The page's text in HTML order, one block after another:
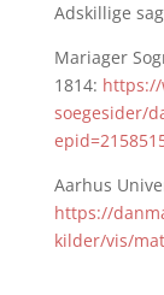
Adskillige
Mariager
1814: https://
soegesider/
Aarhus
https://
kilder/vis/